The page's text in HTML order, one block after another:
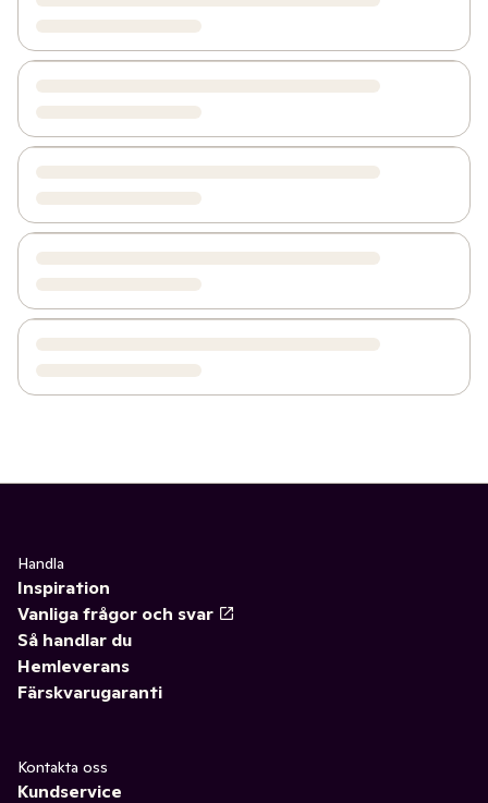
Handla
Inspiration
Vanliga frågor och svar
Så handlar du
Hemleverans
Färskvarugaranti
Kontakta oss
Kundservice